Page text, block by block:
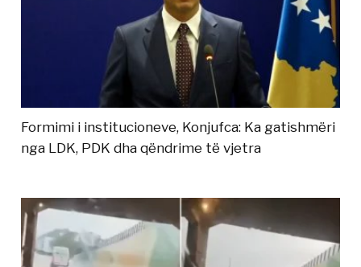
Formimi i institucioneve, Konjufca: Ka gatishmëri
nga LDK, PDK dha qëndrime të vjetra